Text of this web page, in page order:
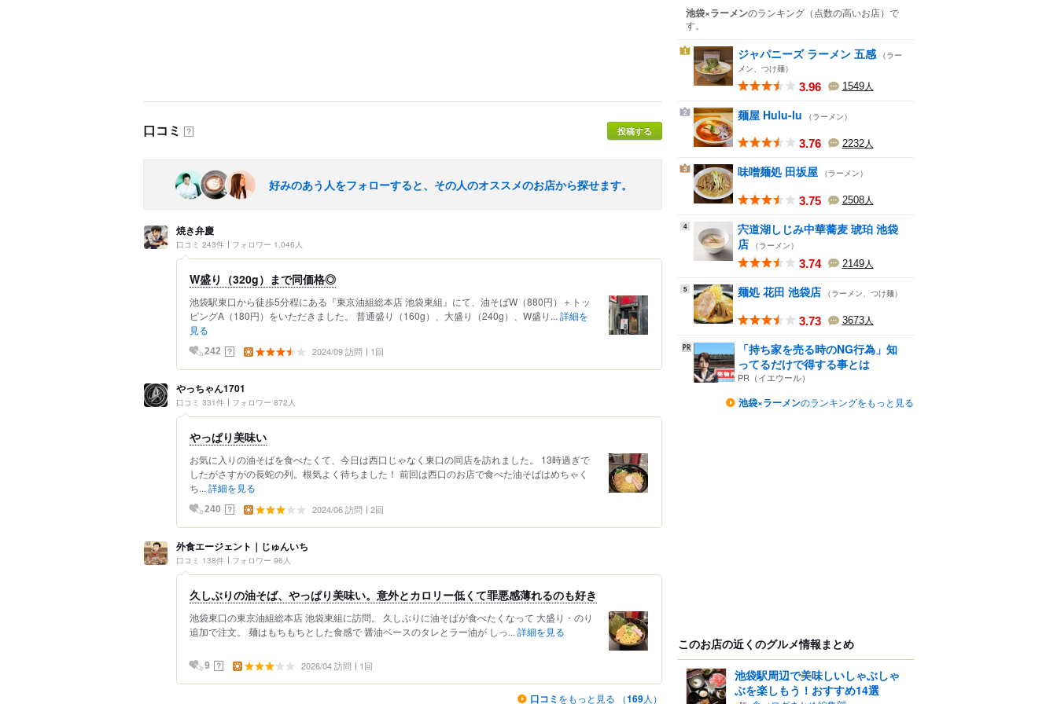
口コミ ？ 投稿する
好みのあう人をフォローすると、その人のオススメのお店から探せます。
焼き弁慶
口コミ 243件 フォロワー 1,046人
W盛り（320g）まで同価格◎
池袋駅東口から徒歩5分程にある『東京油組総本店 池袋東組』にて、油そばW（880円）＋トッ
ピングA（180円）をいただきました。 普通盛り（160g）、大盛り（240g）、W盛り... 詳細を
見る
242 ？ 2024/09 訪問 1回
やっちゃん1701
口コミ 331件 フォロワー 872人
やっぱり美味い
お気に入りの油そばを食べたくて、今日は西口じゃなく東口の同店を訪れました。 13時過ぎで
したがさすがの長蛇の列。根気よく待ちました！ 前回は西口のお店で食べた油そばはめちゃく
ち... 詳細を見る
240 ？ 2024/06 訪問 2回
外食エージェント｜じゅんいち
口コミ 138件 フォロワー 96人
久しぶりの油そば、やっぱり美味い。意外とカロリー低くて罪悪感薄れるのも好き
池袋東口の東京油組総本店 池袋東組に訪問。 久しぶりに油そばが食べたくなって 大盛り・のり
追加で注文。 麺はもちもちとした食感で 醤油ベースのタレとラー油が しっ... 詳細を見る
9 ？ 2026/04 訪問 1回
口コミ をもっと見る （169人）
池袋×ラーメンのランキング （点数の高いお店） で
す。
1 ジャパニーズ ラーメン 五感 （ラー
メン、つけ麺）
3.96 1549人
2 麺屋 Hulu-lu （ラーメン）
3.76 2232人
3 味噌麺処 田坂屋 （ラーメン）
3.75 2508人
4
宍道湖しじみ中華蕎麦 琥珀 池袋
店 （ラーメン）
3.74 2149人
5 麺処 花田 池袋店 （ラーメン、つけ麺）
3.73 3673人
「持ち家を売る時のNG行為」知
ってるだけで得する事とは
PR（イエウール）
池袋×ラーメンのランキングをもっと見る
このお店の近くのグルメ情報まとめ
池袋駅周辺で美味しいしゃぶしゃ
ぶを楽しもう！おすすめ14選